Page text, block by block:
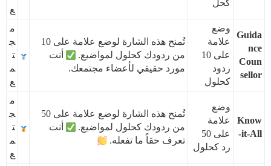
كحل
ع
Guida
nce
Coun
sellor
وضع
علامة
على 10
ردود
كحلول
تُمنح هذه الشارة لوضع علامة على 10
من ردودك كحلول لمواضيع.
أنت
مورد حقيقي لأعضاء مجتمعك.
م
ج
ت
م
ع
Know
-it-All
وضع
علامة
على 50
رد كحلول
تُمنح هذه الشارة لوضع علامة على 50
من ردودك كحلول لمواضيع.
أنت
تعرف حقاً ما تفعله.
م
ج
ت
م
ع